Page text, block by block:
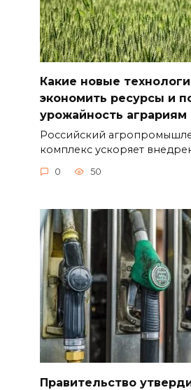
Какие новые
экономить ресурсы и
урожайность аграриям
Российский
комплекс ускоряет
0 50
Правительство